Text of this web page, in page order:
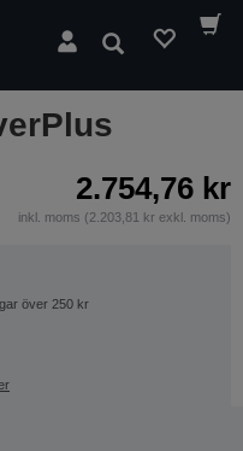
Sök
2.754,76 kr
inkl. moms (2.203,81 kr exkl. moms)
över 250 kr